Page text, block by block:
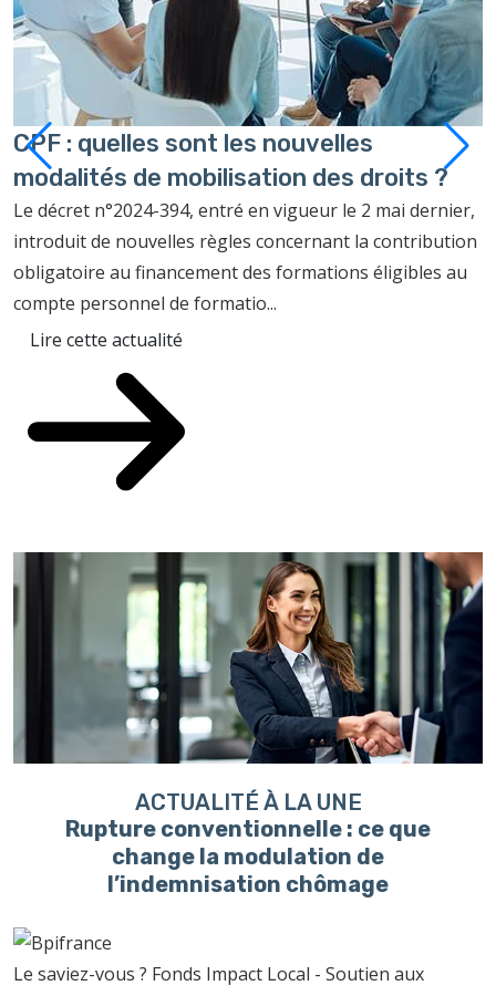
CPF : quelles sont les nouvelles
modalités de mobilisation des droits ?
Le décret n°2024-394, entré en vigueur le 2 mai dernier,
introduit de nouvelles règles concernant la contribution
obligatoire au financement des formations éligibles au
compte personnel de formatio...
Lire cette actualité
ACTUALITÉ À LA UNE
Rupture conventionnelle : ce que
change la modulation de
l’indemnisation chômage
Le saviez-vous ? Fonds Impact Local - Soutien aux